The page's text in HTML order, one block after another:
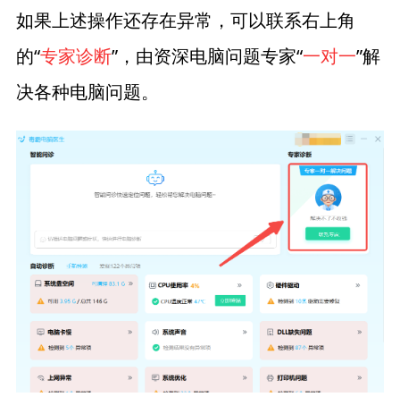
如果上述操作还存在异常，可以联系右上角
的“专家诊断”，由资深电脑问题专家“一对一”解
决各种电脑问题。